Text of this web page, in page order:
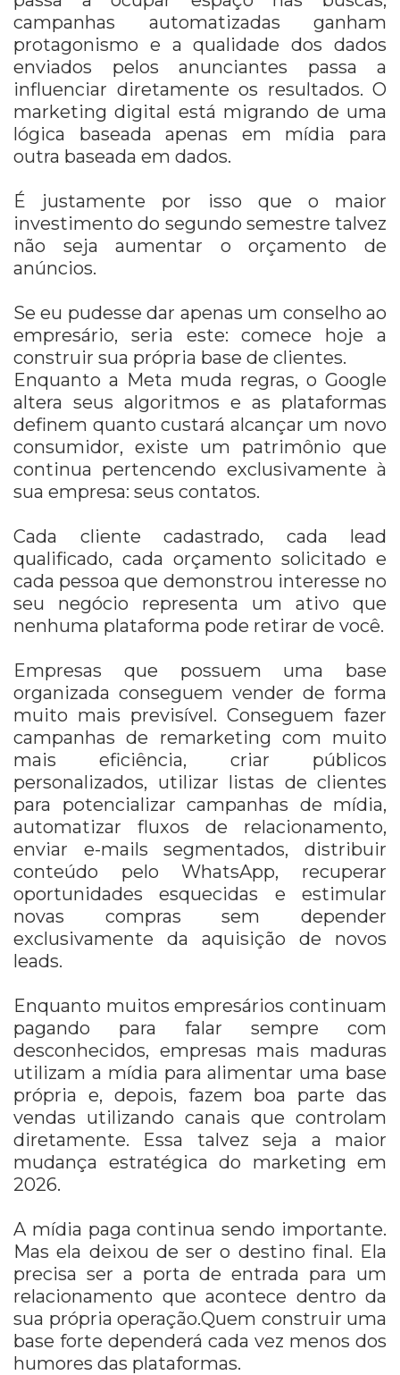
campanhas automatizadas ganham
protagonismo e a qualidade dos dados
enviados pelos anunciantes passa a
influenciar diretamente os resultados. O
marketing digital está migrando de uma
lógica baseada apenas em mídia para
outra baseada em dados.
É justamente por isso que o maior
investimento do segundo semestre talvez
não seja aumentar o orçamento de
anúncios.
Se eu pudesse dar apenas um conselho ao
empresário, seria este: comece hoje a
construir sua própria base de clientes.
Enquanto a Meta muda regras, o Google
altera seus algoritmos e as plataformas
definem quanto custará alcançar um novo
consumidor, existe um patrimônio que
continua pertencendo exclusivamente à
sua empresa: seus contatos.
Cada cliente cadastrado, cada lead
qualificado, cada orçamento solicitado e
cada pessoa que demonstrou interesse no
seu negócio representa um ativo que
nenhuma plataforma pode retirar de você.
Empresas que possuem uma base
organizada conseguem vender de forma
muito mais previsível. Conseguem fazer
campanhas de remarketing com muito
mais eficiência, criar públicos
personalizados, utilizar listas de clientes
para potencializar campanhas de mídia,
automatizar fluxos de relacionamento,
enviar e-mails segmentados, distribuir
conteúdo pelo WhatsApp, recuperar
oportunidades esquecidas e estimular
novas compras sem depender
exclusivamente da aquisição de novos
leads.
Enquanto muitos empresários continuam
pagando para falar sempre com
desconhecidos, empresas mais maduras
utilizam a mídia para alimentar uma base
própria e, depois, fazem boa parte das
vendas utilizando canais que controlam
diretamente. Essa talvez seja a maior
mudança estratégica do marketing em
2026.
A mídia paga continua sendo importante.
Mas ela deixou de ser o destino final. Ela
precisa ser a porta de entrada para um
relacionamento que acontece dentro da
sua própria operação.Quem construir uma
base forte dependerá cada vez menos dos
humores das plataformas.